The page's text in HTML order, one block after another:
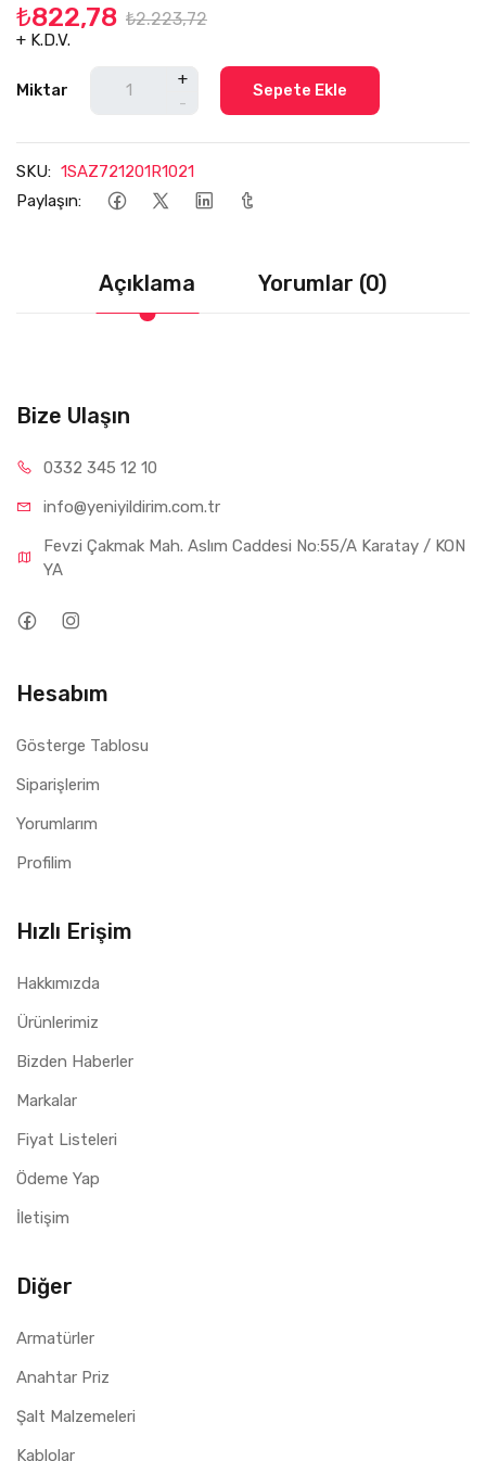
₺822,78 ₺2.223,72
+ K.D.V.
Miktar
+
-
Sepete Ekle
SKU: 1SAZ721201R1021
Paylaşın:
Açıklama Yorumlar (0)
Bize Ulaşın
0332 345 12 10
info@yeniyildirim.com.tr
Fevzi Çakmak Mah. Aslım Caddesi No:55/A Karatay / KON
YA
Hesabım
Gösterge Tablosu
Siparişlerim
Yorumlarım
Profilim
Hızlı Erişim
Hakkımızda
Ürünlerimiz
Bizden Haberler
Markalar
Fiyat Listeleri
Ödeme Yap
İletişim
Diğer
Armatürler
Anahtar Priz
Şalt Malzemeleri
Kablolar